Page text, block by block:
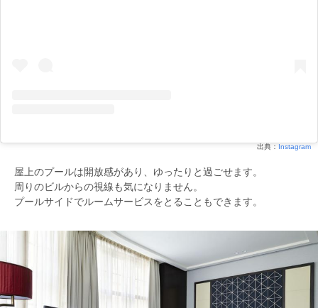
出典： Instagram
屋上のプールは開放感があり、ゆったりと過ごせます。
周りのビルからの視線も気になりません。
プールサイドでルームサービスをとることもできます。